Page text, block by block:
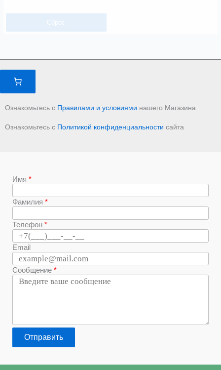
Сброс
Ознакомьтесь с Правилами и условиями нашего Магазина
Ознакомьтесь с Политикой конфиденциальности сайта
Имя
Фамилия
Телефон
Email
Сообщение
Отправить